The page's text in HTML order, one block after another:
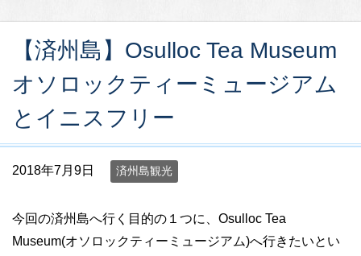
【済州島】Osulloc Tea Museum
オソロックティーミュージアム
とイニスフリー
2018年7月9日 済州島観光
今回の済州島へ行く目的の１つに、Osulloc Tea
Museum(オソロックティーミュージアム)へ行きたいとい